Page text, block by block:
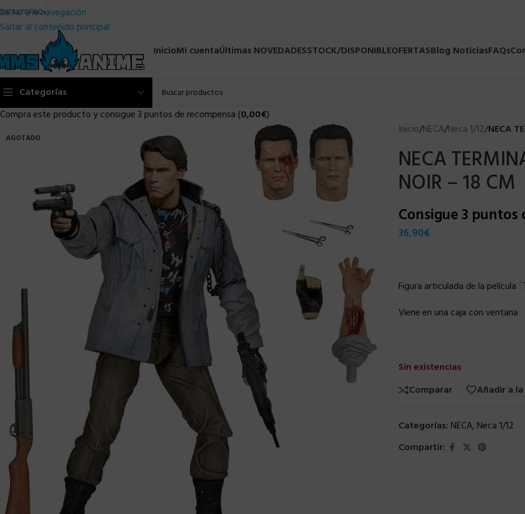
Saltar a la navegación
Saltar al contenido principal
FAQs
InicioMi cuentaÚltimas NOVEDADESSTOCK/DISPONIBLEOFERTASBlog NoticiasFAQs
Categorías
Compra este producto y consigue 3 puntos de recompensa (0,00€)
AGOTADO
Inicio/NECA/Neca 1/12/NECA
NECA
NOIR – 18 CM
Consigue 3
36,90€
Figura articulada de la película
Viene en una caja con ventana
Sin existencias
Comparar
Añadir a
Categorías: NECA, Neca 1/12
Compartir: